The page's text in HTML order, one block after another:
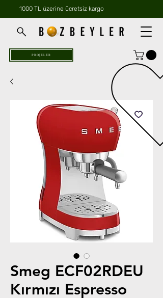
1000 TL üzerine ücretsiz kargo
PROJELER
Smeg ECF02RDEU
Kırmızı Espresso